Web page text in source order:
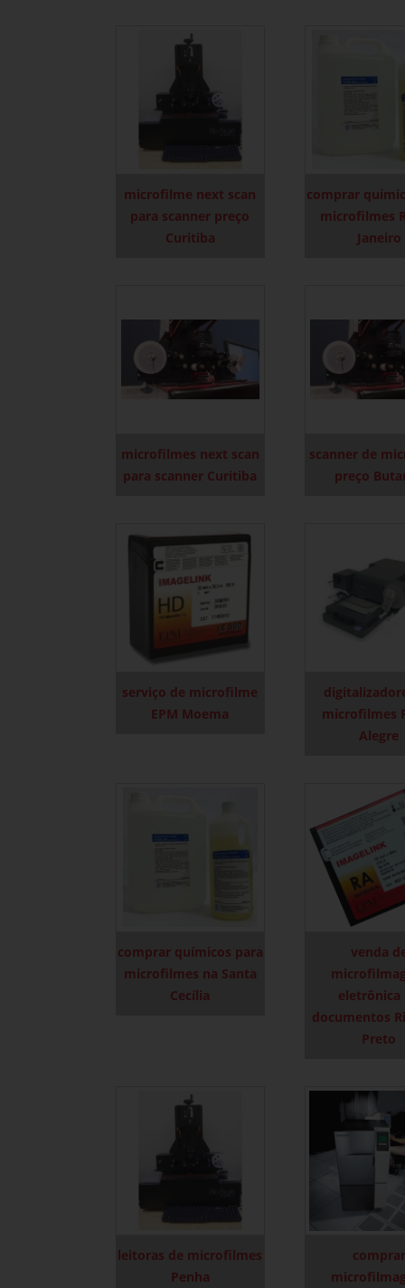
microfilme next scan
para scanner preço
Curitiba
comprar
microfilmes
Janeiro
microfilmes next scan
para scanner Curitiba
scanner de
preço
serviço de microfilme
EPM Moema
microfilmes
Alegre
comprar químicos para
microfilmes na Santa
Cecília
venda
eletrônica
documentos
Preto
leitoras de microfilmes
Penha
comprar